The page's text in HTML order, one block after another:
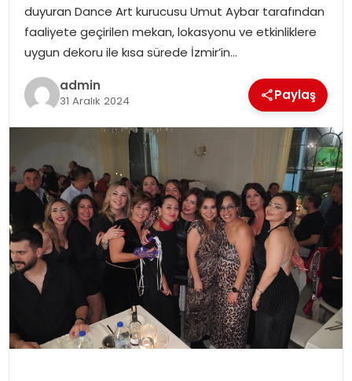
duyuran Dance Art kurucusu Umut Aybar tarafından
faaliyete geçirilen mekan, lokasyonu ve etkinliklere
uygun dekoru ile kısa sürede İzmir’in…
admin
31 Aralık 2024 Paylaş